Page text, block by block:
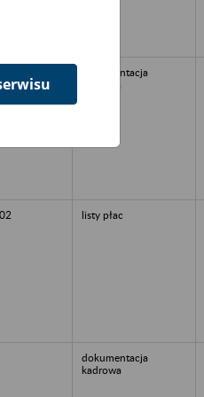
dokumentacja
listy płac
dokumentacja
kadrowa